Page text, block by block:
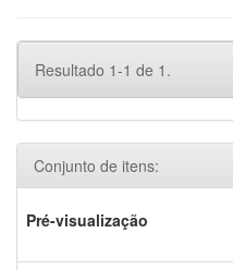
Resultado 1-1 de 1.
Conjunto de itens:
Pré-visualização